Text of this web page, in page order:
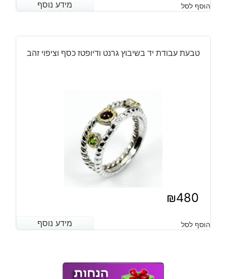
מידע נוסף הוסף לסל מידע נוסף
טבעת עבודת יד בשיבוץ גרנט ודיופטז כסף וציפוי זהב
₪480
מידע נוסף הוסף לסל מידע נוסף